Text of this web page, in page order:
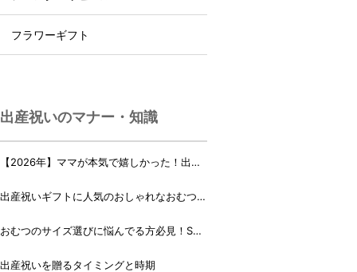
フラワーギフト
出産祝いのマナー・知識
【2026年】ママが本気で嬉しかった！出産
出産祝いギフトに人気のおしゃれなおむつケ
おむつのサイズ選びに悩んでる方必見！Sサ
出産祝いを贈るタイミングと時期